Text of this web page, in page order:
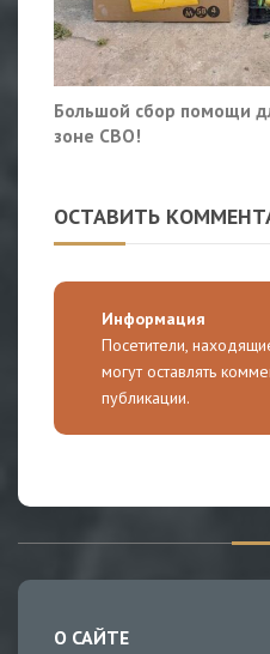
Большой сбор помощи
зоне СВО!
ОСТАВИТЬ
Информация
Посетители,
могут оставлять
публикации.
О САЙТЕ